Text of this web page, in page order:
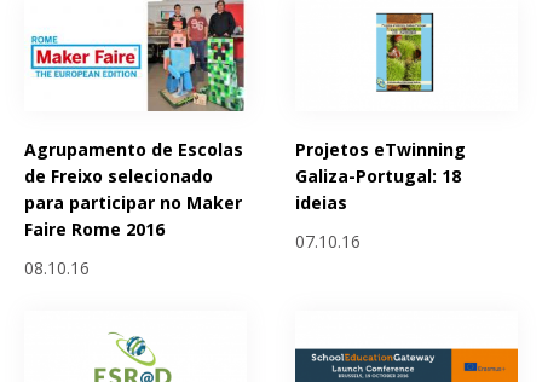
Agrupamento de Escolas
de Freixo selecionado
para participar no Maker
Faire Rome 2016
08.10.16
Projetos eTwinning
Galiza-Portugal: 18
ideias
07.10.16
Páginas